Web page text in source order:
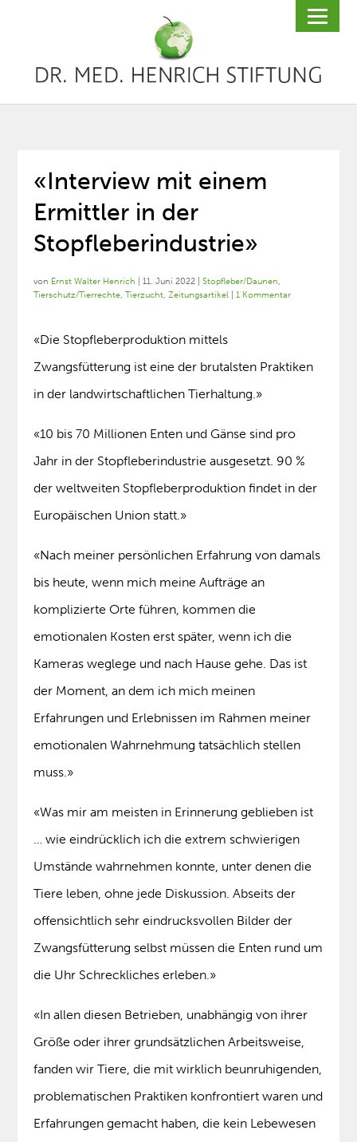
«Interview mit einem
Ermittler in der
Stopfleberindustrie»
von Ernst Walter Henrich |11. Juni 2022 |Stopfleber/Daunen,
Tierschutz/Tierrechte,Tierzucht,Zeitungsartikel |1 Kommentar
«Die Stopfleberproduktion mittels
Zwangsfütterung ist eine der brutalsten Praktiken
in der landwirtschaftlichen Tierhaltung.»
«10 bis 70 Millionen Enten und Gänse sind pro
Jahr in der Stopfleberindustrie ausgesetzt. 90 %
der weltweiten Stopfleberproduktion findet in der
Europäischen Union statt.»
«Nach meiner persönlichen Erfahrung von damals
bis heute, wenn mich meine Aufträge an
komplizierte Orte führen, kommen die
emotionalen Kosten erst später, wenn ich die
Kameras weglege und nach Hause gehe. Das ist
der Moment, an dem ich mich meinen
Erfahrungen und Erlebnissen im Rahmen meiner
emotionalen Wahrnehmung tatsächlich stellen
muss.»
«Was mir am meisten in Erinnerung geblieben ist
… wie eindrücklich ich die extrem schwierigen
Umstände wahrnehmen konnte, unter denen die
Tiere leben, ohne jede Diskussion. Abseits der
offensichtlich sehr eindrucksvollen Bilder der
Zwangsfütterung selbst müssen die Enten rund um
die Uhr Schreckliches erleben.»
«In allen diesen Betrieben, unabhängig von ihrer
Größe oder ihrer grundsätzlichen Arbeitsweise,
fanden wir Tiere, die mit wirklich beunruhigenden,
problematischen Praktiken konfrontiert waren und
Erfahrungen gemacht haben, die kein Lebewesen